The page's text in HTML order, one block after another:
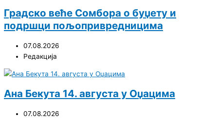
Градско веће Сомбора о буџету и
подршци пољопривредницима
07.08.2026
Редакција
Ана Бекута 14. августа у Оџацима
07.08.2026